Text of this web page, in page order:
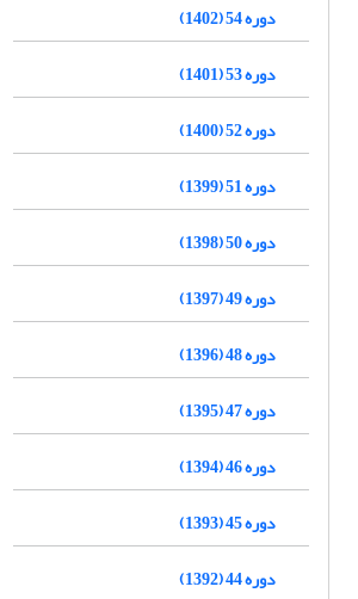
دوره 54 (1402)
دوره 53 (1401)
دوره 52 (1400)
دوره 51 (1399)
دوره 50 (1398)
دوره 49 (1397)
دوره 48 (1396)
دوره 47 (1395)
دوره 46 (1394)
دوره 45 (1393)
دوره 44 (1392)